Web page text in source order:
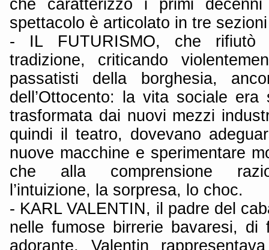
spettacolo è articolato in tre
- IL FUTURISMO, che
tradizione, criticando
passatisti della borghesia,
dell’Ottocento: la vita sociale era
trasformata dai nuovi mezzi
quindi il teatro, dovevano
nuove macchine e sperimentare
che alla comprensione
l’intuizione, la sorpresa, lo choc.
- KARL VALENTIN, il padre del
nelle fumose birrerie bavaresi, di
adorante, Valentin